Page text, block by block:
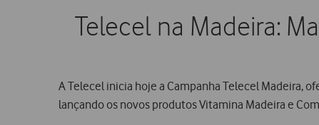
Telecel na Madeira:
A Telecel inicia hoje a Campanha Telecel Madeira,
lançando os novos produtos Vitamina Madeira e